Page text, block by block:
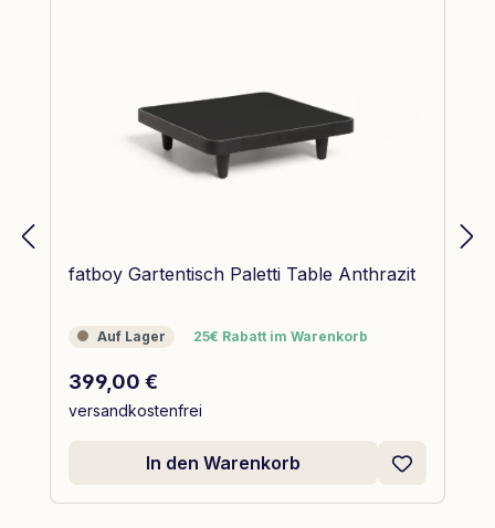
fatboy Gartentisch Paletti Table Anthrazit
Auf Lager
Auf Lager 25€ Rabatt im Warenkorb
25€ Rabatt im Warenkorb
Regulärer Preis:
399,00 €
versandkostenfrei
In den Warenkorb